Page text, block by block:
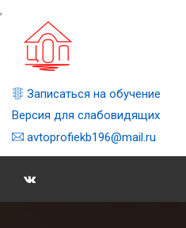
,
Записаться на обучение
Версия для слабовидящих
avtoprofiekb196@mail.ru